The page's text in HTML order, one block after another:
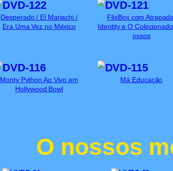
Desperado / El Mariachi /
Era Uma Vez no México
FlixBox com Atrapada,
Identity e O
ossos
Monty Python Ao Vivo em
Hollywood Bowl
Má Educação
O nossos